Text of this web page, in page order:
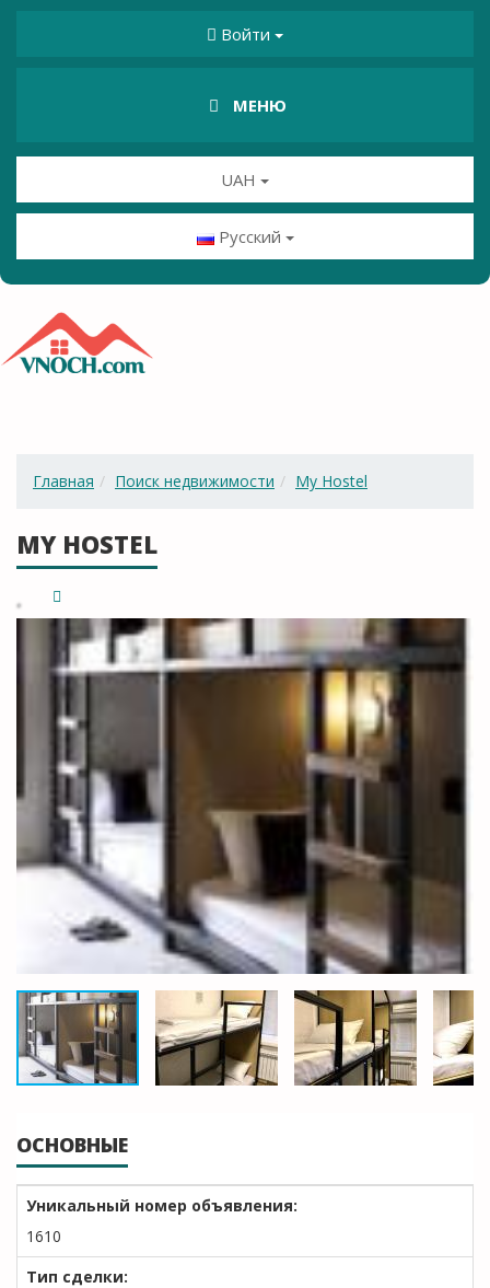
Войти
МЕНЮ
UAH
Русский
Главная Поиск недвижимости My Hostel
MY HOSTEL
ОСНОВНЫЕ
Уникальный номер объявления:
1610
Тип сделки: